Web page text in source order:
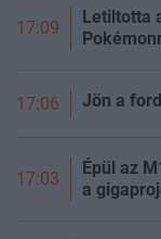
17:09
Letiltotta
17:06 Jön a
17:03
Épül az
a